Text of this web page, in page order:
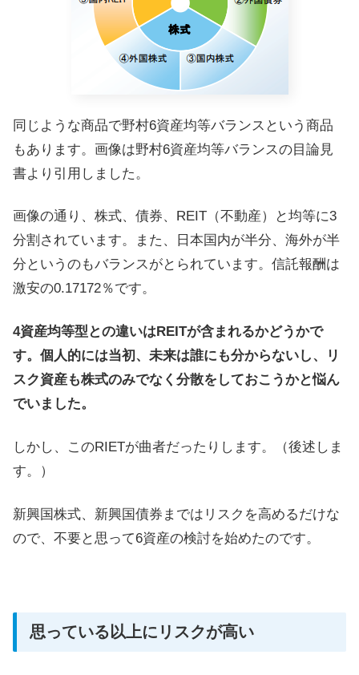
同じような商品で野村6資産均等バランスという商品
もあります。画像は野村6資産均等バランスの目論見
書より引用しました。
画像の通り、株式、債券、REIT（不動産）と均等に3
分割されています。また、日本国内が半分、海外が半
分というのもバランスがとられています。信託報酬は
激安の0.17172％です。
4資産均等型との違いはREITが含まれるかどうかで
す。個人的には当初、未来は誰にも分からないし、リ
スク資産も株式のみでなく分散をしておこうかと悩ん
でいました。
しかし、このRIETが曲者だったりします。（後述しま
す。）
新興国株式、新興国債券まではリスクを高めるだけな
ので、不要と思って6資産の検討を始めたのです。
思っている以上にリスクが高い